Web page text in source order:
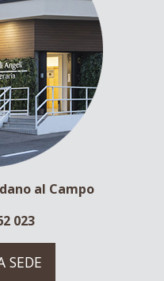
al Campo
023
SEDE